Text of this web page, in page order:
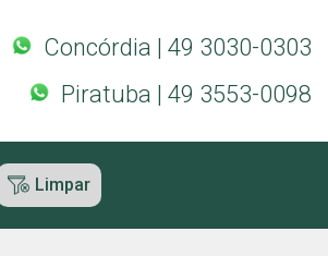
Concórdia | 49 3030-0303
Piratuba | 49 3553-0098
Limpar